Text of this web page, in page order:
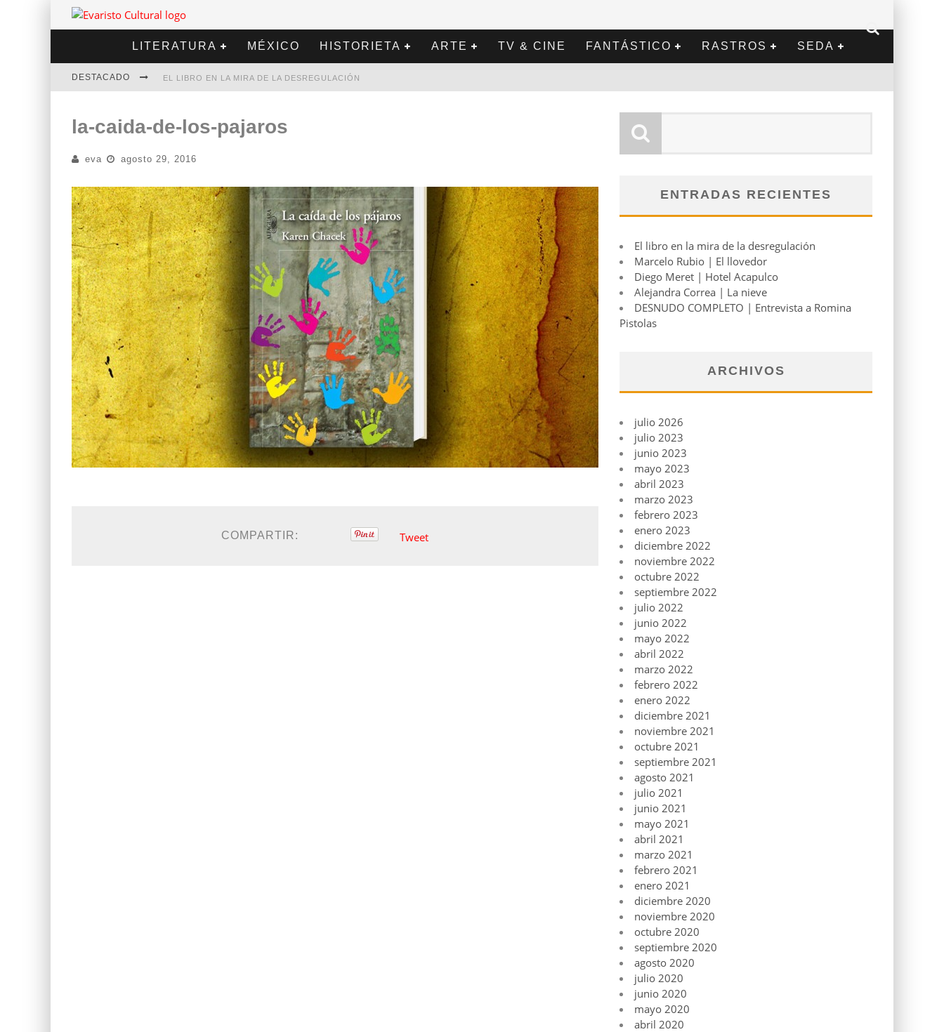
LITERATURA MÉXICO HISTORIETA ARTE TV & CINE FANTÁSTICO RASTROS SEDA
DESTACADO EL LIBRO EN LA MIRA DE LA DESREGULACIÓN
DIEGO MERET | HOTEL ACAPULCO
ALEJANDRA CORREA | LA NIEVE
la-caida-de-los-pajaros
eva agosto 29, 2016
COMPARTIR: Tweet
ENTRADAS RECIENTES
El libro en la mira de la desregulación
Marcelo Rubio | El llovedor
Diego Meret | Hotel Acapulco
Alejandra Correa | La nieve
DESNUDO COMPLETO | Entrevista a Romina
Pistolas
ARCHIVOS
julio 2026
julio 2023
junio 2023
mayo 2023
abril 2023
marzo 2023
febrero 2023
enero 2023
diciembre 2022
noviembre 2022
octubre 2022
septiembre 2022
julio 2022
junio 2022
mayo 2022
abril 2022
marzo 2022
febrero 2022
enero 2022
diciembre 2021
noviembre 2021
octubre 2021
septiembre 2021
agosto 2021
julio 2021
junio 2021
mayo 2021
abril 2021
marzo 2021
febrero 2021
enero 2021
diciembre 2020
noviembre 2020
octubre 2020
septiembre 2020
agosto 2020
julio 2020
junio 2020
mayo 2020
abril 2020